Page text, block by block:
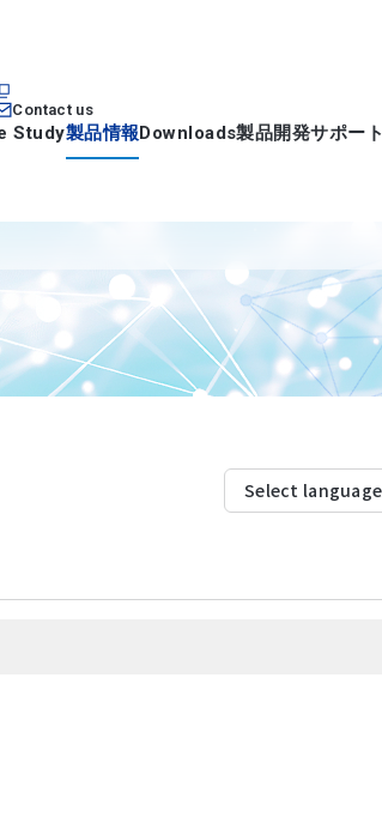
Contact us
Study製品情報Downloads製品開発サポート